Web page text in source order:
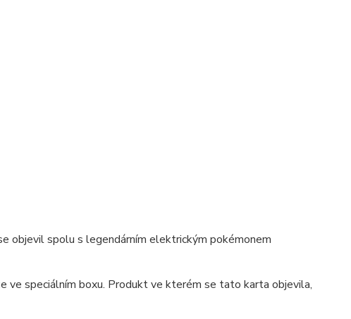
objevil spolu s legendárním elektrickým pokémonem
ve speciálním boxu. Produkt ve kterém se tato karta objevila,